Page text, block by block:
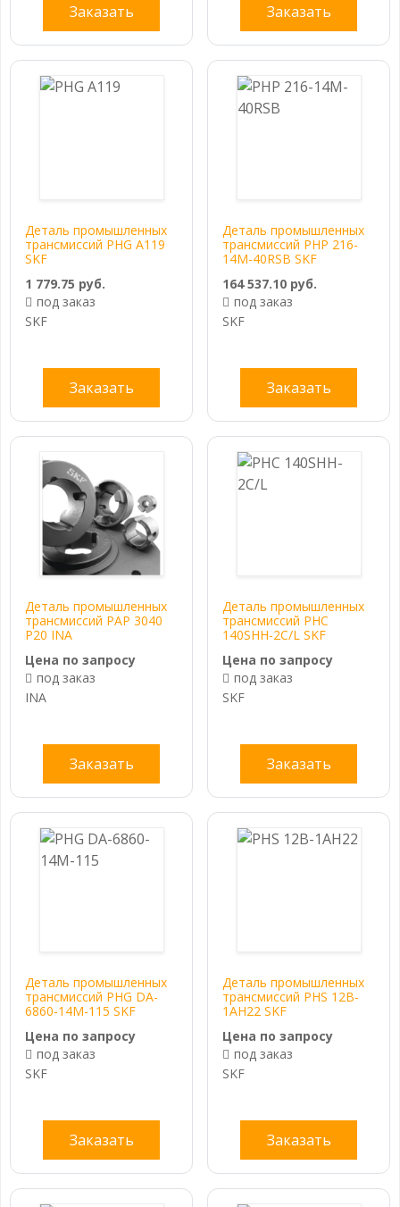
Заказать Заказать
Деталь промышленных
трансмиссий PHG A119
SKF
1 779.75 руб.
под заказ
SKF
Заказать
Деталь промышленных
трансмиссий PHP 216-
14M-40RSB SKF
164 537.10 руб.
под заказ
SKF
Заказать
Деталь промышленных
трансмиссий PAP 3040
P20 INA
Цена по запросу
под заказ
INA
Заказать
Деталь промышленных
трансмиссий PHC
140SHH-2C/L SKF
Цена по запросу
под заказ
SKF
Заказать
Деталь промышленных
трансмиссий PHG DA-
6860-14M-115 SKF
Цена по запросу
под заказ
SKF
Заказать
Деталь промышленных
трансмиссий PHS 12B-
1AH22 SKF
Цена по запросу
под заказ
SKF
Заказать